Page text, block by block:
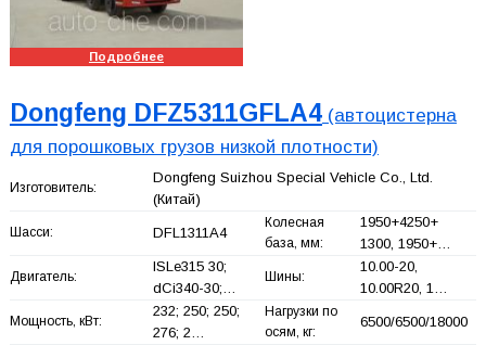
Подробнее
Dongfeng DFZ5311GFLA4(автоцистерна
для порошковых грузов низкой плотности)
Изготовитель:
Dongfeng Suizhou Special Vehicle Co., Ltd.
(Китай)
Шасси: DFL1311A4
Колесная
база, мм:
1950+4250+
1300, 1950+…
Двигатель:
ISLe315 30;
dCi340-30;…
Шины:
10.00-20,
10.00R20, 1…
Мощность, кВт:
232; 250; 250;
276; 2…
Нагрузки по
осям, кг:
6500/6500/18000